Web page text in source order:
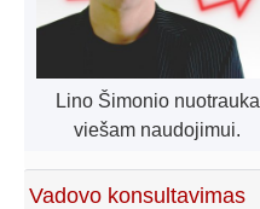
Lino Šimonio nuotrauka
viešam naudojimui.
Vadovo konsultavimas